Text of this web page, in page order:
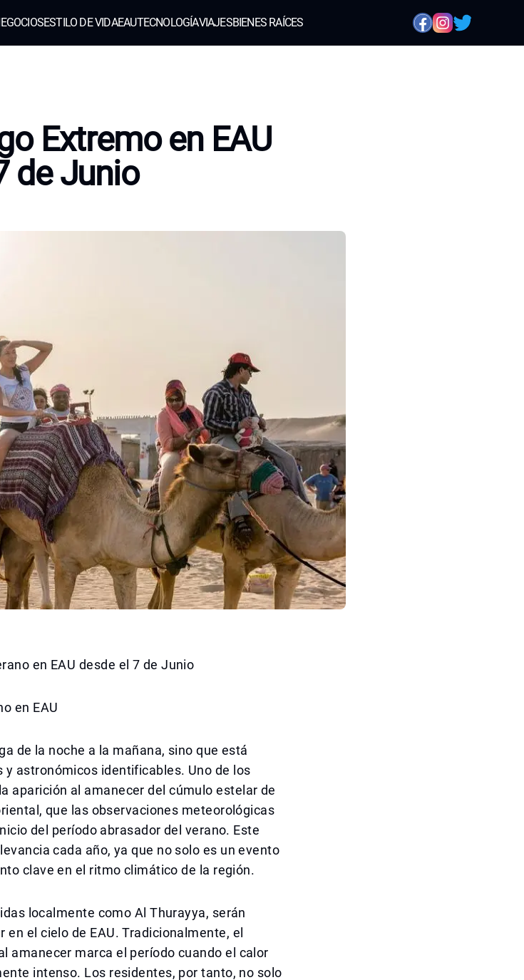
ESTILO DE VIDAEAUTECNOLOGÍAVIAJESBIENES RAÍCES
Extremo en EAU
de Junio
en EAU desde el 7 de Junio
en EAU
de la noche a la mañana, sino que está
astronómicos identificables. Uno de los
aparición al amanecer del cúmulo estelar de
que las observaciones meteorológicas
del período abrasador del verano. Este
cada año, ya que no solo es un evento
clave en el ritmo climático de la región.
localmente como Al Thurayya, serán
el cielo de EAU. Tradicionalmente, el
amanecer marca el período cuando el calor
intenso. Los residentes, por tanto, no solo